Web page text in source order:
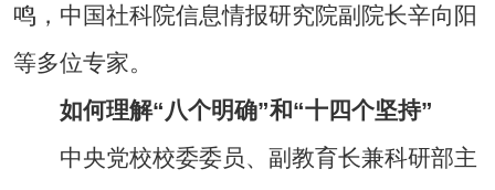
鸣，中国社科院信息情报研究院副院长辛向阳
等多位专家。
如何理解“八个明确”和“十四个坚持”
中央党校校委委员、副教育长兼科研部主